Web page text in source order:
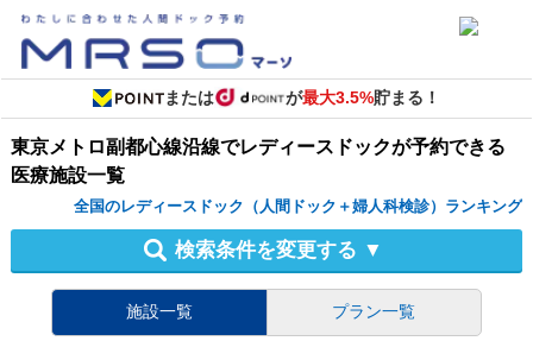
または が最大3.5%貯まる！
東京メトロ副都心線沿線でレディースドックが予約できる
医療施設一覧
全国のレディースドック（人間ドック＋婦人科検診）ランキング
検索条件を変更する ▼
施設一覧 プラン一覧